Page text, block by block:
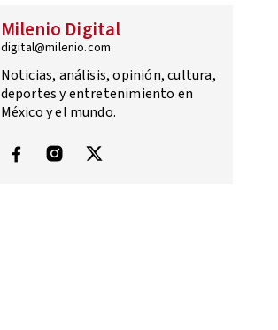
Milenio Digital
digital@milenio.com
Noticias, análisis, opinión, cultura,
deportes y entretenimiento en
México y el mundo.